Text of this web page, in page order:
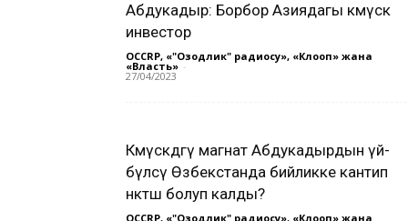
Абдукадыр: Борбор Азиядагы көмүскө
инвестор
OCCRP, «"Озодлик" радиосу», «Клооп» жана
«Власть» -
27/04/2023
Көмүскөдөгү магнат Абдукадырдын үй-
бүлөсү Өзбекстанда бийликке кантип
өнөктөш болуп калды?
OCCRP, «"Озодлик" радиосу», «Клооп» жана